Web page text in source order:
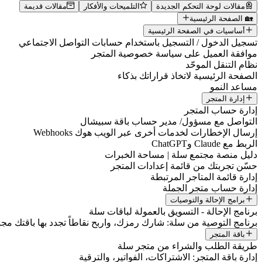
مقالات لوحة التحكم الجديدة التلميحات والأفكار
مقالات قديمة
🏡 الصفحة الرئيسية
أساسيات في الصفحة الرئيسية
تسجيل الدخول / التسجيل باستخدام حسابات التواصل الاجتماعي
موافقة العميل على سياسة خصوصية المتجر
نظام التنقل الموحّد
الصفحة الرئيسية لاتخاذ قراراتك بذكاء
مساعد النمو
إدارة المتجر
إدارة حساب المتجر
التواصل مع مسؤول/ مدير حساب باقة سبيشال
إرسال الإخطارات لخدمات أخرى عبر الويب هوك Webhooks
الربط مع Claude وChatGPT
دليل منصة مجتمع سلة | مساحة الخبرات
حسّن تجربتك من قائمة إعدادات المتجر
إدارة قائمة المتاجر المرتبطة
إدارة حساب متجر الجملة
برامج الإحالة والتوصيات
برنامج الإحالة - التسويق بالعمولة لباقات سلة
برنامج التوصية من سلة: شارك رمزك، واربح نقاطاً تجدد بها باقتك
باقة المتجر
طريقة الطلب والشراء من متجر سلة
إدارة باقة المتجر: الاشتراكات، الفواتير، والترقية